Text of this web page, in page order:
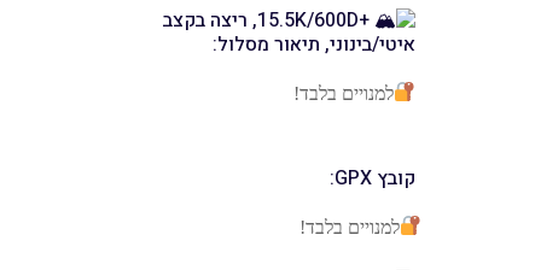
+15.5K/600D, ריצה בקצב
איטי/בינוני, תיאור מסלול:
למנויים בלבד!
קובץ GPX:
למנויים בלבד!